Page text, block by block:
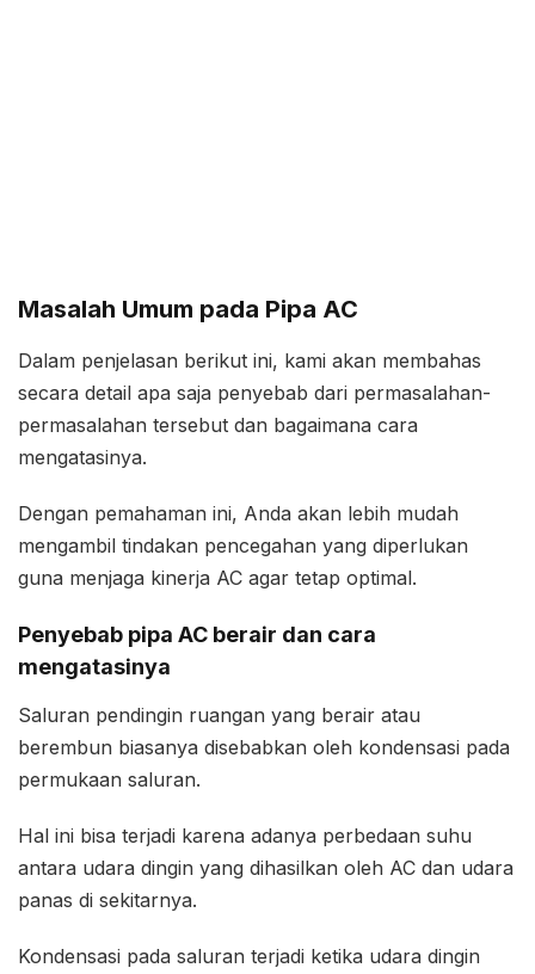
Masalah Umum pada Pipa AC
Dalam penjelasan berikut ini, kami akan membahas
secara detail apa saja penyebab dari permasalahan-
permasalahan tersebut dan bagaimana cara
mengatasinya.
Dengan pemahaman ini, Anda akan lebih mudah
mengambil tindakan pencegahan yang diperlukan
guna menjaga kinerja AC agar tetap optimal.
Penyebab pipa AC berair dan cara
mengatasinya
Saluran pendingin ruangan yang berair atau
berembun biasanya disebabkan oleh kondensasi pada
permukaan saluran.
Hal ini bisa terjadi karena adanya perbedaan suhu
antara udara dingin yang dihasilkan oleh AC dan udara
panas di sekitarnya.
Kondensasi pada saluran terjadi ketika udara dingin